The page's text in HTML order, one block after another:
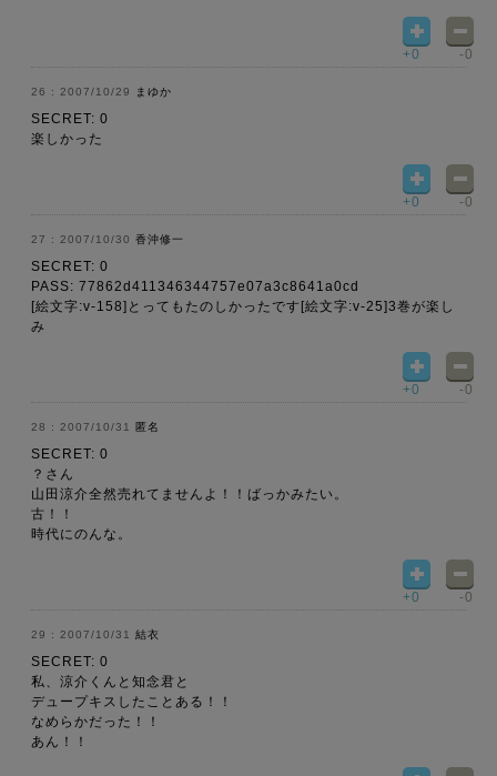
+0 -0
2007/10/29 まゆか
SECRET: 0
楽しかった
+0 -0
2007/10/30 香沖修一
SECRET: 0
PASS: 77862d411346344757e07a3c8641a0cd
[絵文字:v-158]とってもたのしかったです[絵文字:v-25]3巻が楽し
み
+0 -0
2007/10/31 匿名
SECRET: 0
？さん
山田涼介全然売れてませんよ！！ばっかみたい。
古！！
時代にのんな。
+0 -0
2007/10/31 結衣
SECRET: 0
私、涼介くんと知念君と
デュープキスしたことある！！
なめらかだった！！
あん！！